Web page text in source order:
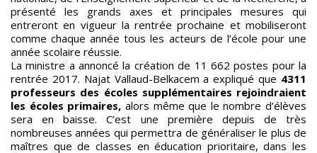
présenté les grands axes et principales mesures qui
entreront en vigueur la rentrée prochaine et mobiliseront
comme chaque année tous les acteurs de l’école pour une
année scolaire réussie.
La ministre a annoncé la création de 11 662 postes pour la
rentrée 2017. Najat Vallaud-Belkacem a expliqué que 4311
professeurs des écoles supplémentaires rejoindraient
les écoles primaires, alors même que le nombre d’élèves
sera en baisse. C’est une première depuis de très
nombreuses années qui permettra de généraliser le plus de
maîtres que de classes en éducation prioritaire, dans les